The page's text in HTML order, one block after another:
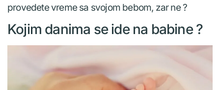
provedete vreme sa svojom bebom, zar ne ?
Kojim danima se ide na babine ?